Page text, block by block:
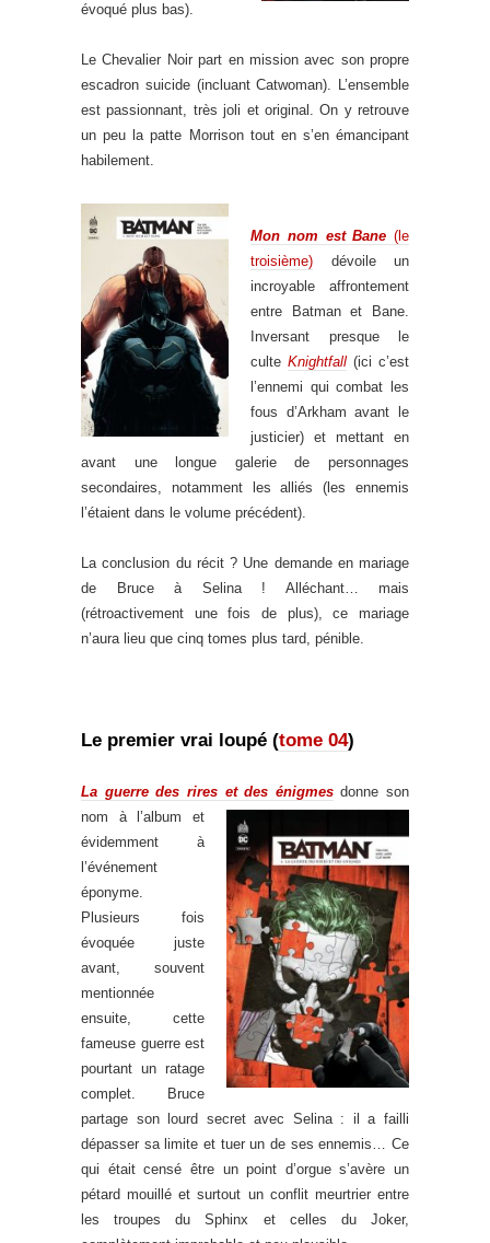
évoqué plus bas).
Le Chevalier Noir part en mission avec son propre
escadron suicide (incluant Catwoman). L’ensemble
est passionnant, très joli et original. On y retrouve
un peu la patte Morrison tout en s’en émancipant
habilement.
Mon nom est Bane (le
troisième) dévoile un
incroyable affrontement
entre Batman et Bane.
Inversant presque le
culte Knightfall (ici c’est
l’ennemi qui combat les
fous d’Arkham avant le
justicier) et mettant en
avant une longue galerie de personnages
secondaires, notamment les alliés (les ennemis
l’étaient dans le volume précédent).
La conclusion du récit ? Une demande en mariage
de Bruce à Selina ! Alléchant… mais
(rétroactivement une fois de plus), ce mariage
n’aura lieu que cinq tomes plus tard, pénible.
Le premier vrai loupé (tome 04)
La guerre des rires et des énigmesdonne son
nom à l’album et
évidemment à
l’événement
éponyme.
Plusieurs fois
évoquée juste
avant, souvent
mentionnée
ensuite, cette
fameuse guerre est
pourtant un ratage
complet. Bruce
partage son lourd secret avec Selina : il a failli
dépasser sa limite et tuer un de ses ennemis… Ce
qui était censé être un point d’orgue s’avère un
pétard mouillé et surtout un conflit meurtrier entre
les troupes du Sphinx et celles du Joker,